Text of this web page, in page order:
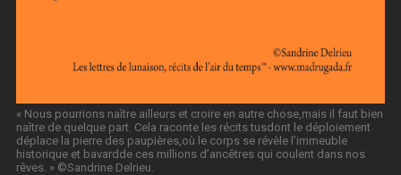
« Nous pourrions naître ailleurs et croire en autre chose,mais il faut bien
naître de quelque part. Cela raconte les récits tusdont le déploiement
déplace la pierre des paupières,où le corps se révèle l’immeuble
historique et bavardde ces millions d’ancêtres qui coulent dans nos
rêves. » ©️Sandrine Delrieu.